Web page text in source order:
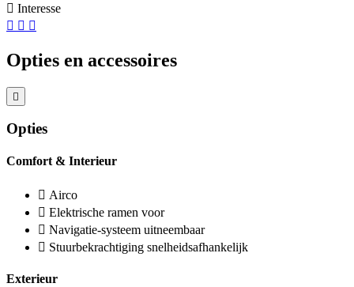
Interesse
Opties en accessoires
Opties
Comfort & Interieur
Airco
Elektrische ramen voor
Navigatie-systeem uitneembaar
Stuurbekrachtiging snelheidsafhankelijk
Exterieur